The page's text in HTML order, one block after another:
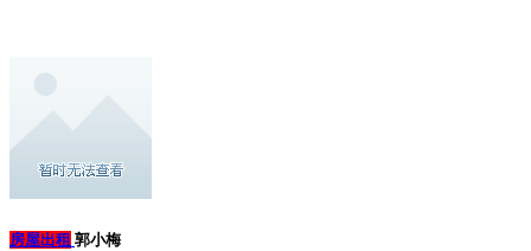
房屋出租 郭小梅